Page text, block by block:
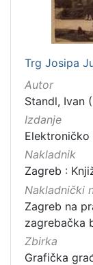
Trg Josipa
Autor
Standl, Ivan
Izdanje
Nakladnik
Zagreb :
Nakladnički
Zagreb na
zagrebačka
Zbirka
Grafička